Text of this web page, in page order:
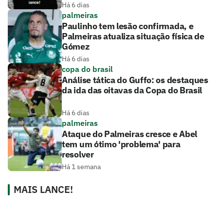
Há 6 dias
palmeiras
Paulinho tem lesão confirmada, e
Palmeiras atualiza situação física de
Gómez
Há 6 dias
copa do brasil
Análise tática do Guffo: os destaques
da ida das oitavas da Copa do Brasil
Há 6 dias
palmeiras
Ataque do Palmeiras cresce e Abel
tem um ótimo 'problema' para
resolver
Há 1 semana
MAIS LANCE!